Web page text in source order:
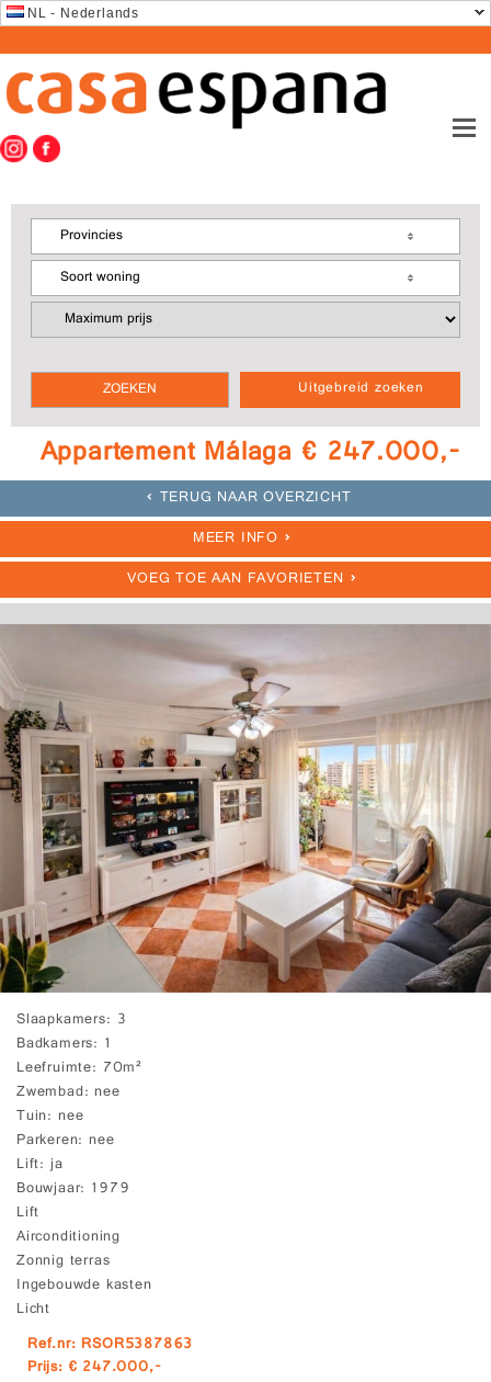
NL - Nederlands
Uitgebreid zoeken
Provincies
Soort woning
Appartement Málaga € 247.000,-
TERUG NAAR OVERZICHT
MEER INFO
VOEG TOE AAN FAVORIETEN
Slaapkamers 3
Badkamers 1
Leefruimte 70m²
Zwembad nee
Tuin nee
Parkeren nee
Lift ja
Bouwjaar 1979
Lift
Airconditioning
Zonnig terras
Ingebouwde kasten
Licht
Ref.nr: RSOR5387863
Prijs: € 247.000,-